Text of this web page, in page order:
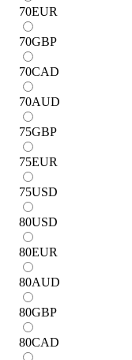
70EUR
70GBP
70CAD
70AUD
75GBP
75EUR
75USD
80USD
80EUR
80AUD
80GBP
80CAD